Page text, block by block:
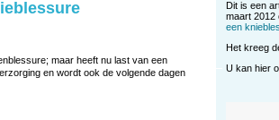
maar heeft nu last van een
en wordt ook de volgende dagen
Dit is een
maart 2012
een
Het kreeg
U kan hier